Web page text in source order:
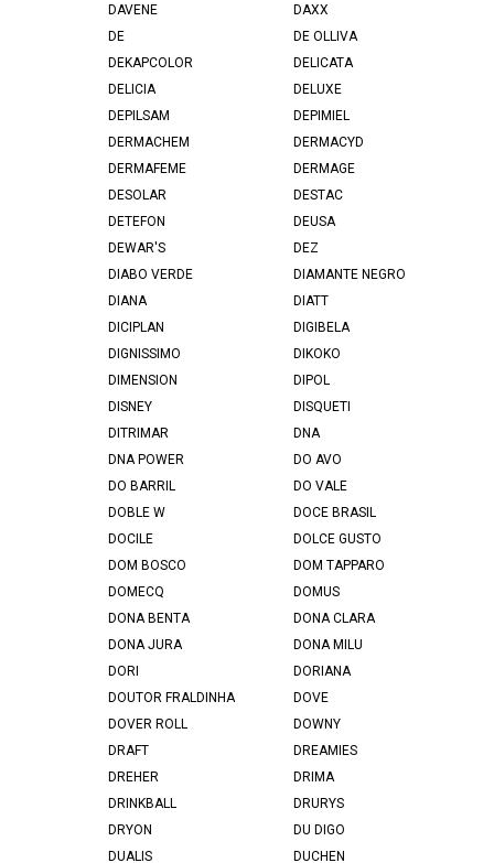
DAVENE
DAXX
DE
DE OLLIVA
DEKAPCOLOR
DELICATA
DELICIA
DELUXE
DEPILSAM
DEPIMIEL
DERMACHEM
DERMACYD
DERMAFEME
DERMAGE
DESOLAR
DESTAC
DETEFON
DEUSA
DEWAR'S
DEZ
DIABO VERDE
DIAMANTE NEGRO
DIANA
DIATT
DICIPLAN
DIGIBELA
DIGNISSIMO
DIKOKO
DIMENSION
DIPOL
DISNEY
DISQUETI
DITRIMAR
DNA
DNA POWER
DO AVO
DO BARRIL
DO VALE
DOBLE W
DOCE BRASIL
DOCILE
DOLCE GUSTO
DOM BOSCO
DOM TAPPARO
DOMECQ
DOMUS
DONA BENTA
DONA CLARA
DONA JURA
DONA MILU
DORI
DORIANA
DOUTOR FRALDINHA
DOVE
DOVER ROLL
DOWNY
DRAFT
DREAMIES
DREHER
DRIMA
DRINKBALL
DRURYS
DRYON
DU DIGO
DUALIS
DUCHEN